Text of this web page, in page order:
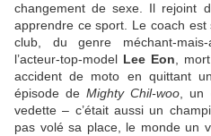
changement de sexe. Il rejoint
apprendre ce sport. Le coach
club, du genre méchant-mais-
l’acteur-top-model Lee Eon ,
accident de moto en quittant
épisode deMighty Chil-woo ,
vedette – c’était aussi un
pas volé sa place, le monde un